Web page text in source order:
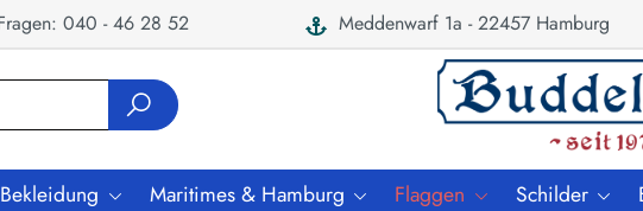
040 - 46 28 52 Meddenwarf 1a - 22457 Hamburg
Maritimes & Hamburg Flaggen Schilder